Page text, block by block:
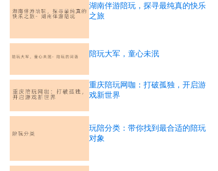
湖南伴游陪玩，探寻最纯真的快乐
之旅
陪玩大军，童心未泯
重庆陪玩网咖：打破孤独，开启游
戏新世界
玩陪分类：带你找到最合适的陪玩
对象